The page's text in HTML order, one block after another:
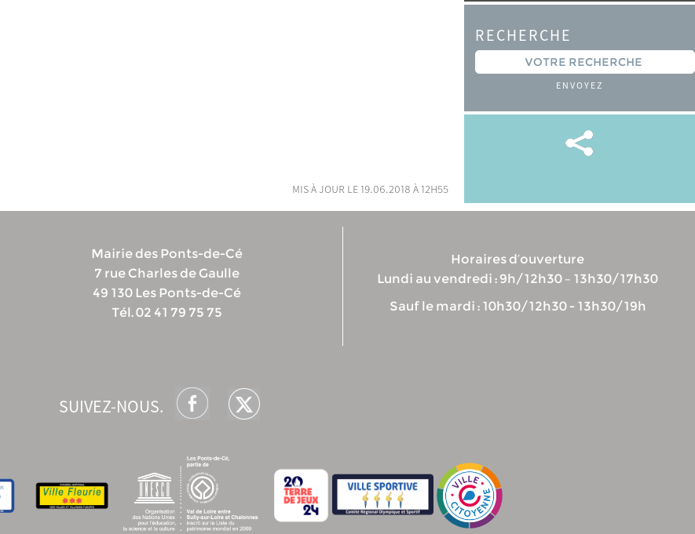
mis à jour le 19.06.2018 à 12h55
RECHERCHE
ENVOYEZ
Mairie des Ponts-de-Cé
7 rue Charles de Gaulle
49 130 Les Ponts-de-Cé
Tél. 02 41 79 75 75
Horaires d’ouverture
Lundi au vendredi : 9h/12h30 – 13h30/17h30
Sauf le mardi : 10h30/12h30 - 13h30/19h
SUIVEZ-NOUS.